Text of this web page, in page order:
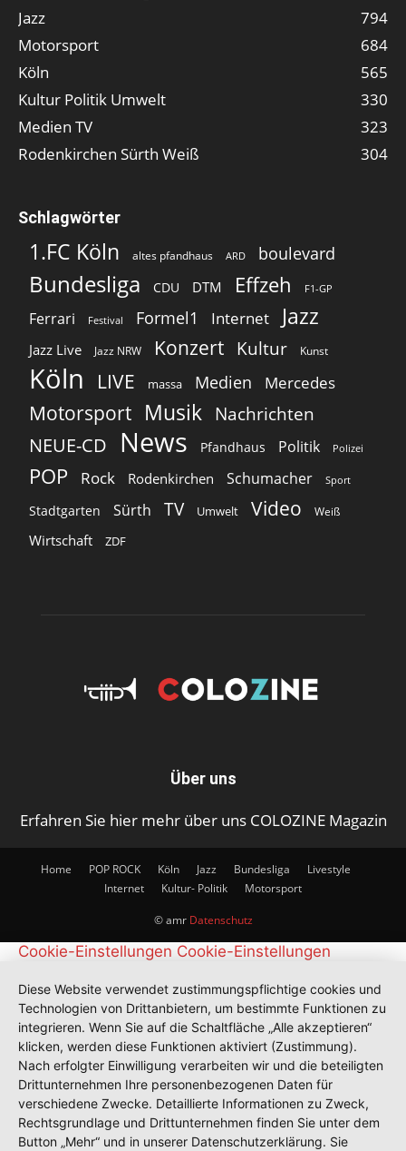
Jazz
794
Motorsport
684
Köln
565
Kultur Politik Umwelt
330
Medien TV
323
Rodenkirchen Sürth Weiß
304
Schlagwörter
1.FC Köln altes pfandhaus ARD boulevard
Bundesliga CDU DTM Effzeh F1-GP
Ferrari Festival Formel1 Internet Jazz
Jazz Live Jazz NRW Konzert Kultur Kunst
Köln LIVE massa Medien Mercedes
Motorsport Musik Nachrichten
NEUE-CD
News Pfandhaus Politik Polizei
POP Rock Rodenkirchen Schumacher Sport
Stadtgarten Sürth TV Umwelt Video Weiß
Wirtschaft ZDF
Über uns
Erfahren Sie hier mehr über uns COLOZINE Magazin
Home POP ROCK Köln Jazz Bundesliga
Livestyle
Internet
Kultur- Politik Motorsport
© amr Datenschutz
Cookie-Einstellungen Cookie-Einstellungen
Diese Website verwendet zustimmungspflichtige cookies und
Technologien von Drittanbietern, um bestimmte Funktionen zu
integrieren. Wenn Sie auf die Schaltfläche „Alle akzeptieren“
klicken, werden diese Funktionen aktiviert (Zustimmung).
Nach erfolgter Einwilligung verarbeiten wir und die beteiligten
Drittunternehmen Ihre personenbezogenen Daten für
verschiedene Zwecke. Detaillierte Informationen zu Zweck,
Rechtsgrundlage und Drittunternehmen finden Sie unter dem
Button „Mehr“ und in unserer Datenschutzerklärung. Sie